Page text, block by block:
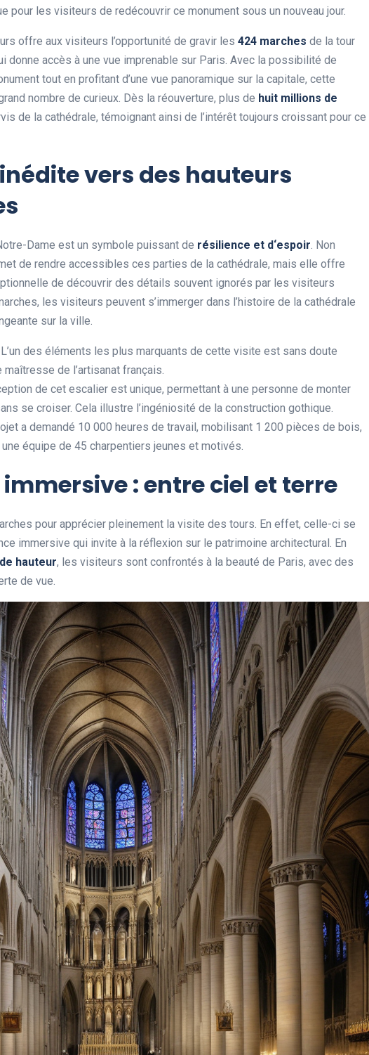
pour les visiteurs de redécouvrir ce monument sous un nouveau jour.
offre aux visiteurs l’opportunité de gravir les 424 marches de la tour
donne accès à une vue imprenable sur Paris. Avec la possibilité de
tout en profitant d’une vue panoramique sur la capitale, cette
nombre de curieux. Dès la réouverture, plus de huit millions de
de la cathédrale, témoignant ainsi de l’intérêt toujours croissant pour ce
vers des hauteurs
Dame est un symbole puissant de résilience et d‘espoir. Non
de rendre accessibles ces parties de la cathédrale, mais elle offre
de découvrir des détails souvent ignorés par les visiteurs
les visiteurs peuvent s’immerger dans l’histoire de la cathédrale
sur la ville.
des éléments les plus marquants de cette visite est sans doute
de l’artisanat français.
de cet escalier est unique, permettant à une personne de monter
se croiser. Cela illustre l’ingéniosité de la construction gothique.
a demandé 10 000 heures de travail, mobilisant 1 200 pièces de bois,
équipe de 45 charpentiers jeunes et motivés.
immersive : entre ciel et terre
pour apprécier pleinement la visite des tours. En effet, celle-ci se
immersive qui invite à la réflexion sur le patrimoine architectural. En
de hauteur, les visiteurs sont confrontés à la beauté de Paris, avec des
de vue.